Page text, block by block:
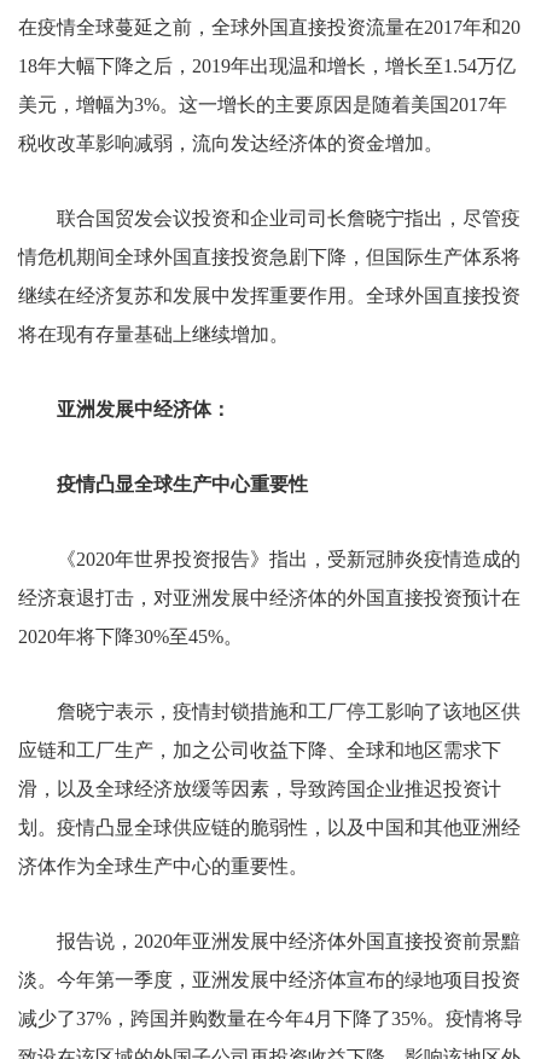
在疫情全球蔓延之前，全球外国直接投资流量在2017年和20
18年大幅下降之后，2019年出现温和增长，增长至1.54万亿
美元，增幅为3%。这一增长的主要原因是随着美国2017年
税收改革影响减弱，流向发达经济体的资金增加。
联合国贸发会议投资和企业司司长詹晓宁指出，尽管疫
情危机期间全球外国直接投资急剧下降，但国际生产体系将
继续在经济复苏和发展中发挥重要作用。全球外国直接投资
将在现有存量基础上继续增加。
亚洲发展中经济体：
疫情凸显全球生产中心重要性
《2020年世界投资报告》指出，受新冠肺炎疫情造成的
经济衰退打击，对亚洲发展中经济体的外国直接投资预计在
2020年将下降30%至45%。
詹晓宁表示，疫情封锁措施和工厂停工影响了该地区供
应链和工厂生产，加之公司收益下降、全球和地区需求下
滑，以及全球经济放缓等因素，导致跨国企业推迟投资计
划。疫情凸显全球供应链的脆弱性，以及中国和其他亚洲经
济体作为全球生产中心的重要性。
报告说，2020年亚洲发展中经济体外国直接投资前景黯
淡。今年第一季度，亚洲发展中经济体宣布的绿地项目投资
减少了37%，跨国并购数量在今年4月下降了35%。疫情将导